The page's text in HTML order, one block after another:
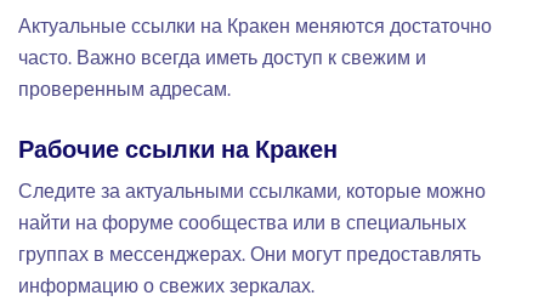
Актуальные ссылки на Кракен меняются достаточно
часто. Важно всегда иметь доступ к свежим и
проверенным адресам.
Рабочие ссылки на Кракен
Следите за актуальными ссылками, которые можно
найти на форуме сообщества или в специальных
группах в мессенджерах. Они могут предоставлять
информацию о свежих зеркалах.